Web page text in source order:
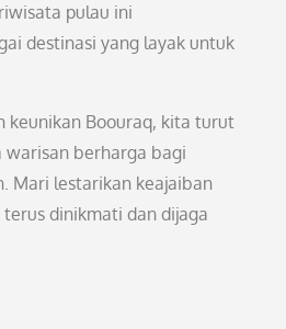
pulau ini
destinasi yang layak untuk
keunikan Boouraq, kita turut
warisan berharga bagi
Mari lestarikan keajaiban
dinikmati dan dijaga